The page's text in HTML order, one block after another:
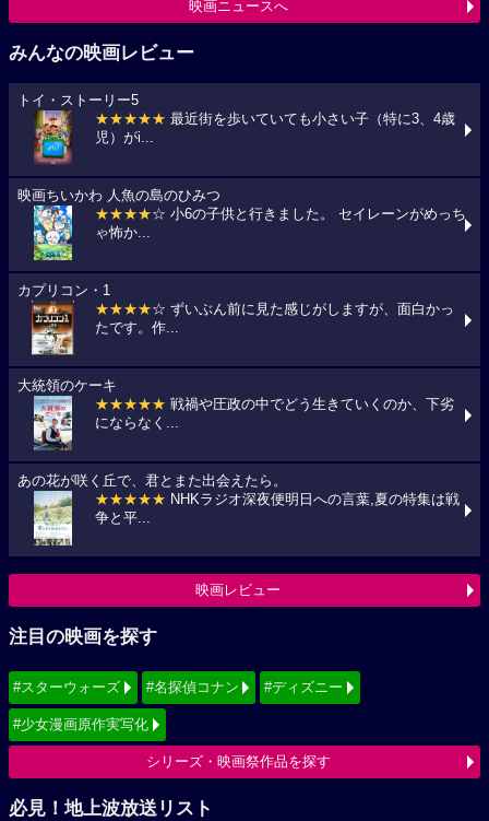
映画ニュースへ
みんなの映画レビュー
トイ・ストーリー5
★★★★★ 最近街を歩いていても小さい子（特に3、4歳
児）がi...
映画ちいかわ 人魚の島のひみつ
★★★★☆ 小6の子供と行きました。 セイレーンがめっち
ゃ怖か...
カプリコン・1
★★★★☆ ずいぶん前に見た感じがしますが、面白かっ
たです。作...
大統領のケーキ
★★★★★ 戦禍や圧政の中でどう生きていくのか、下劣
にならなく...
あの花が咲く丘で、君とまた出会えたら。
★★★★★ NHKラジオ深夜便明日への言葉,夏の特集は戦
争と平...
映画レビュー
注目の映画を探す
#スターウォーズ #名探偵コナン #ディズニー
#少女漫画原作実写化
シリーズ・映画祭作品を探す
必見！地上波放送リスト